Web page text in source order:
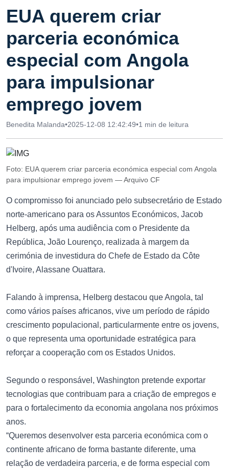
EUA querem criar
parceria económica
especial com Angola
para impulsionar
emprego jovem
Benedita Malanda•2025-12-08 12:42:49•1 min de leitura
Foto: EUA querem criar parceria económica especial com Angola
para impulsionar emprego jovem — Arquivo CF
O compromisso foi anunciado pelo subsecretário de Estado
norte-americano para os Assuntos Económicos, Jacob
Helberg, após uma audiência com o Presidente da
República, João Lourenço, realizada à margem da
cerimónia de investidura do Chefe de Estado da Côte
d'Ivoire, Alassane Ouattara.
Falando à imprensa, Helberg destacou que Angola, tal
como vários países africanos, vive um período de rápido
crescimento populacional, particularmente entre os jovens,
o que representa uma oportunidade estratégica para
reforçar a cooperação com os Estados Unidos.
Segundo o responsável, Washington pretende exportar
tecnologias que contribuam para a criação de empregos e
para o fortalecimento da economia angolana nos próximos
anos.
“Queremos desenvolver esta parceria económica com o
continente africano de forma bastante diferente, uma
relação de verdadeira parceria, e de forma especial com